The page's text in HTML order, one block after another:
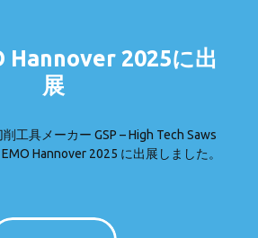
Hannover 2025に出
展
工具メーカー GSP – High Tech Saws
Hannover 2025 に出展しました。